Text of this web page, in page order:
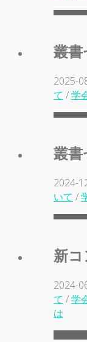
叢
2025-
て /学
叢
2024-
いて /
新
2024-
て /学
は